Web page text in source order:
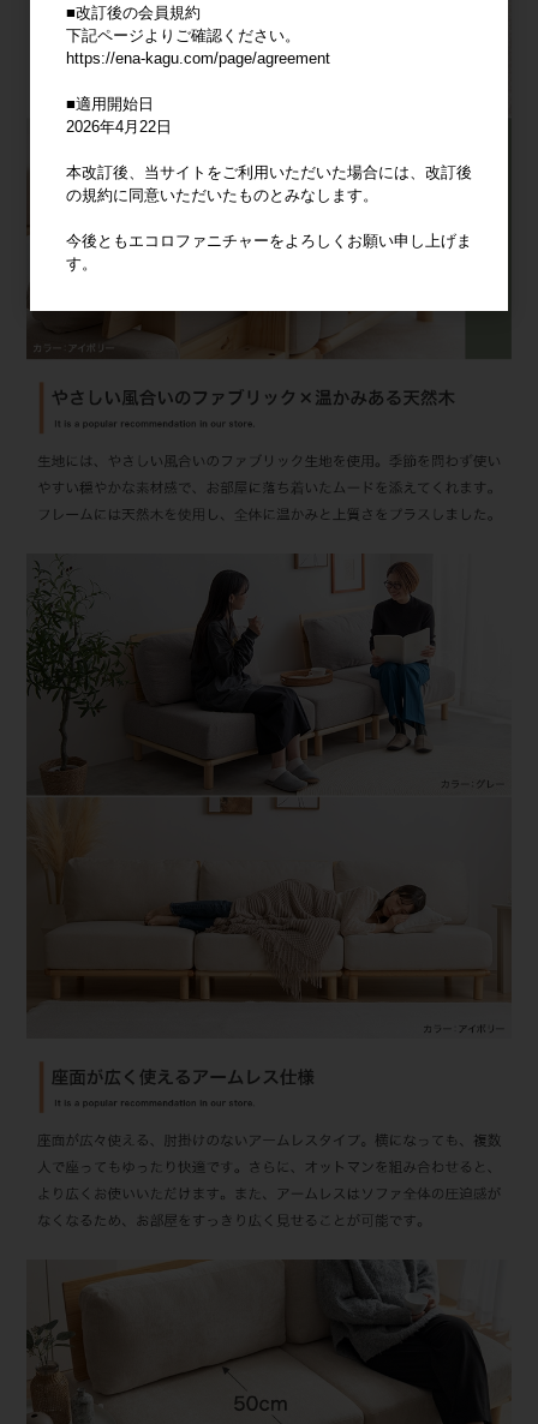
■改訂後の会員規約
下記ページよりご確認ください。
https://ena-kagu.com/page/agreement
■適用開始日
2026年4月22日
本改訂後、当サイトをご利用いただいた場合には、改訂後
の規約に同意いただいたものとみなします。
今後ともエコロファニチャーをよろしくお願い申し上げま
す。